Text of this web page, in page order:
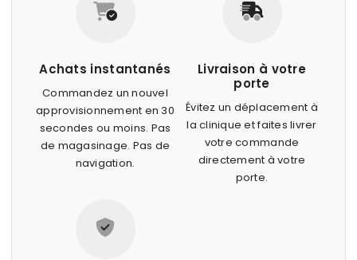
Achats instantanés
Commandez un nouvel
approvisionnement en 30
secondes ou moins. Pas
de magasinage. Pas de
navigation.
Livraison à votre
porte
Évitez un déplacement à
la clinique et faites livrer
votre commande
directement à votre
porte.